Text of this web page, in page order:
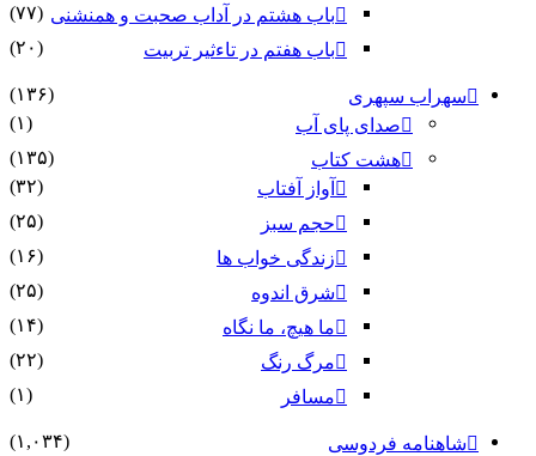
باب هشتم در آداب صحبت و همنشنى (۷۷)
باب هفتم در تاءثیر تربیت
(۲۰)
سهراب سپهری
(۱۳۶)
صدای پای آب
(۱)
هشت کتاب
(۱۳۵)
آواز آفتاب
(۳۲)
حجم سبز
(۲۵)
زندگی خواب ها
(۱۶)
شرق اندوه
(۲۵)
ما هیچ، ما نگاه
(۱۴)
مرگ رنگ
(۲۲)
مسافر
(۱)
شاهنامه فردوسی
(۱,۰۳۴)